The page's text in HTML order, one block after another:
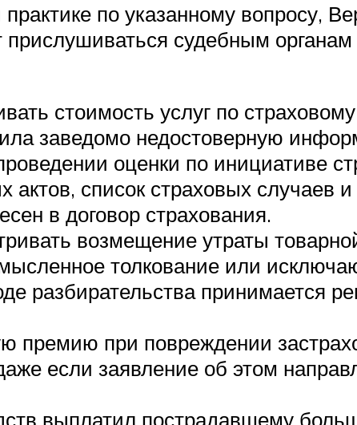
по указанному вопросу,
судебным органам
стоимость услуг по
заведомо недостоверную
оценки по инициативе
список страховых случаев
в договор страхования.
возмещение утраты
толкование или
разбирательства принимается
премию при повреждении
если заявление об этом
выплатил пострадавшему